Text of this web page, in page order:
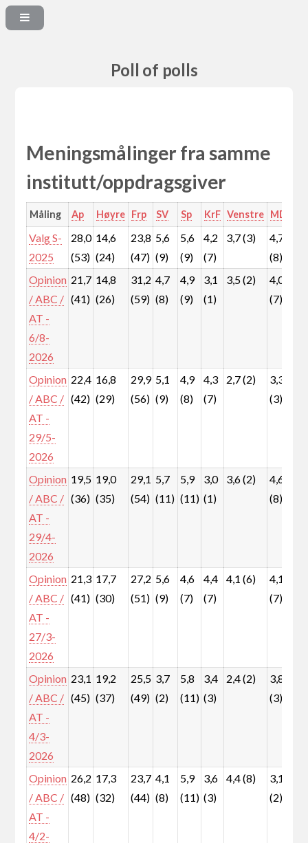
Poll of polls
Meningsmålinger fra samme
institutt/oppdragsgiver
Måling Ap Høyre Frp SV Sp KrF Venstre MDG
Valg S-
2025
28,0
(53)
14,6
(24)
23,8
(47)
5,6
(9)
5,6
(9)
4,2
(7)
3,7 (3)
4,7
(8)
Opinion
/ ABC /
AT -
6/8-
2026
21,7
(41)
14,8
(26)
31,2
(59)
4,7
(8)
4,9
(9)
3,1
(1)
3,5 (2)
4,0
(7)
Opinion
/ ABC /
AT -
29/5-
2026
22,4
(42)
16,8
(29)
29,9
(56)
5,1
(9)
4,9
(8)
4,3
(7)
2,7 (2)
3,3
(3)
Opinion
/ ABC /
AT -
29/4-
2026
19,5
(36)
19,0
(35)
29,1
(54)
5,7
(11)
5,9
(11)
3,0
(1)
3,6 (2)
4,6
(8)
Opinion
/ ABC /
AT -
27/3-
2026
21,3
(41)
17,7
(30)
27,2
(51)
5,6
(9)
4,6
(7)
4,4
(7)
4,1 (6)
4,1
(7)
Opinion
/ ABC /
AT -
4/3-
2026
23,1
(45)
19,2
(37)
25,5
(49)
3,7
(2)
5,8
(11)
3,4
(3)
2,4 (2)
3,8
(3)
Opinion
/ ABC /
AT -
4/2-
26,2
(48)
17,3
(32)
23,7
(44)
4,1
(8)
5,9
(11)
3,6
(3)
4,4 (8)
3,1
(2)